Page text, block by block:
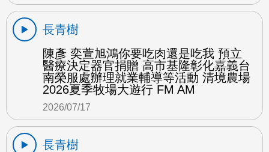
長青樹
陳彥 奕萱旭鴻你要吃肉還是吃我 預立
醫療決定器官捐贈 高市基隆彰化嘉義台
南榮服處辦理就業輔導等活動 清境農場
2026夏季牧場大遊行 FM AM
2026/07/17
長青樹